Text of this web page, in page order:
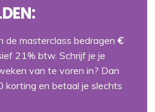
de masterclass bedragen€
21% btw. Schrijf je je
van te voren in? Dan
korting en betaal je slechts